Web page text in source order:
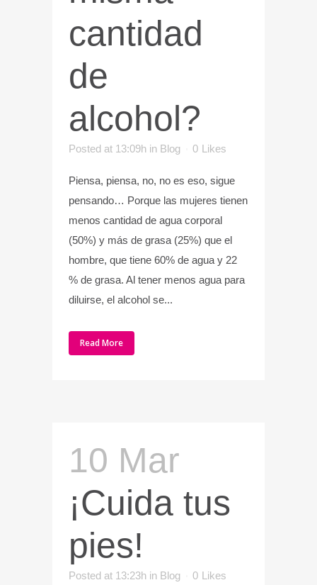
cantidad
de
alcohol?
Posted at 13:09h in Blog 0 Likes
Piensa, piensa, no, no es eso, sigue
pensando… Porque las mujeres tienen
menos cantidad de agua corporal
(50%) y más de grasa (25%) que el
hombre, que tiene 60% de agua y 22
% de grasa. Al tener menos agua para
diluirse, el alcohol se...
Read More
10 Mar
¡Cuida tus
pies!
Posted at 13:23h in Blog 0 Likes